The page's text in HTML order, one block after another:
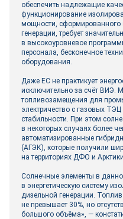
обеспечить надлежащие
функционирование
мощности, сформированного
генерации, требует
в высокоуровневое
персонала, бесконечное
оборудования.
Даже ЕС не практикует
исключительно за счёт ВИЭ.
топливозамещения для
электричество с газовых ТЭЦ
стабильности. При этом
в некоторых случаях более
автоматизированные
(АГЭК), которые получили
на территориях ДФО и
Солнечные элементы в
в энергетическую систему
дизельной генерации.
не превышает 30%, но
большого объёма», —